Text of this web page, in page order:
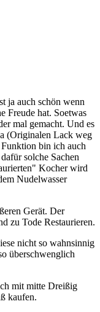
ja auch schön wenn
Freude hat. Soetwas
mal gemacht. Und es
(Originalen Lack weg
bin ich auch
solche Sachen
Kocher wird
Nudelwasser
Gerät. Der
zu Tode Restaurieren.
nicht so wahnsinnig
überschwenglich
mit mitte Dreißig
kaufen.